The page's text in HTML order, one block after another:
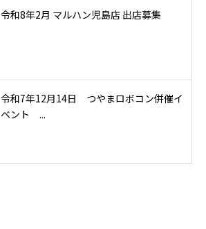
令和8年2月 マルハン児島店 出店募集
令和7年12月14日 つやまロボコン併催イ
ベント ...